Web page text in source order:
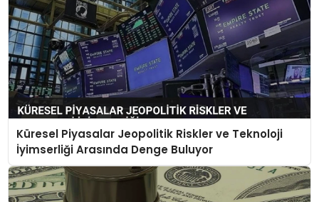
Küresel Piyasalar Jeopolitik Riskler ve Teknoloji
İyimserliği Arasında Denge Buluyor